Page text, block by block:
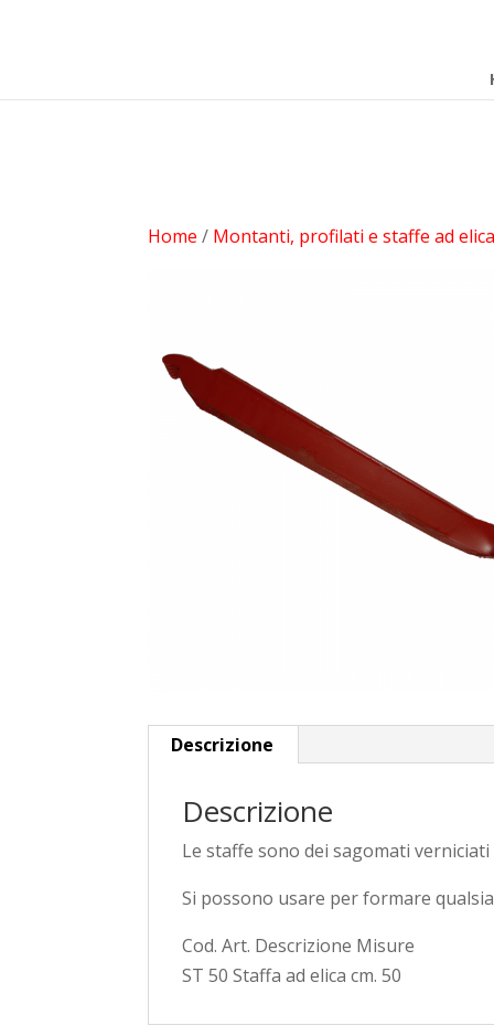
Home / Montanti, profilati e staffe ad
Descrizione
Descrizione
Le staffe sono dei sagomati verniciati
Si possono usare per formare
Cod. Art. Descrizione Misure
ST 50 Staffa ad elica cm. 50